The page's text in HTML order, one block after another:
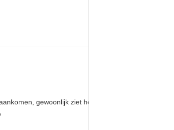
gewoonlijk ziet het het probleem van geen